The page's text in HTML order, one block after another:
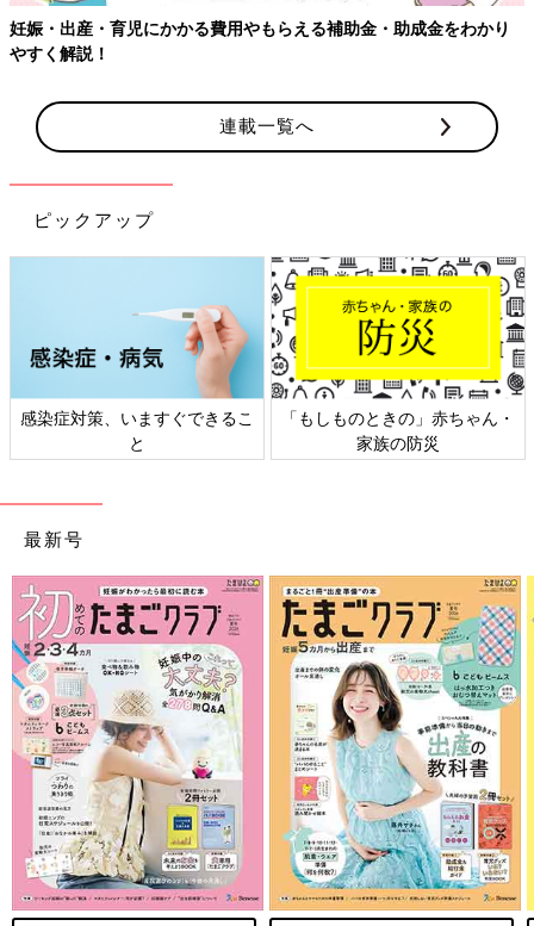
妊娠・出産・育児にかかる費用やもらえる補助金・助成金をわかり
やすく解説！
連載一覧へ
ピックアップ
感染症対策、いますぐできるこ
と
「もしものときの」赤ちゃん・
家族の防災
最新号